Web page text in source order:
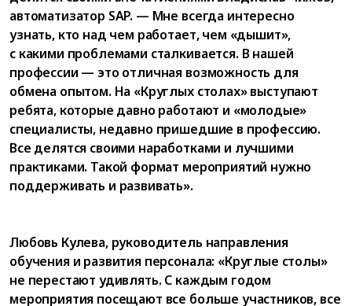
автоматизатор SAP. — Мне всегда интересно
узнать, кто над чем работает, чем «дышит»,
с какими проблемами сталкивается. В нашей
профессии — это отличная возможность для
обмена опытом. На «Круглых столах» выступают
ребята, которые давно работают и «молодые»
специалисты, недавно пришедшие в профессию.
Все делятся своими наработками и лучшими
практиками. Такой формат мероприятий нужно
поддерживать и развивать».
Любовь Кулева, руководитель направления
обучения и развития персонала: «Круглые столы»
не перестают удивлять. С каждым годом
мероприятия посещают все больше участников, все